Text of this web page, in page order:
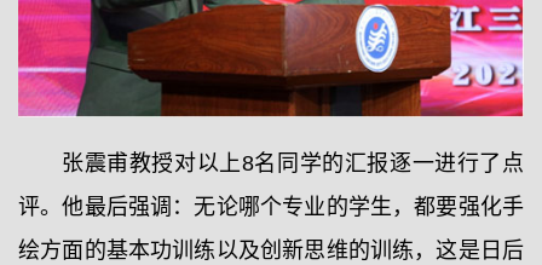
张震甫教授对以上8名同学的汇报逐一进行了点
评。他最后强调：无论哪个专业的学生，都要强化手
绘方面的基本功训练以及创新思维的训练，这是日后